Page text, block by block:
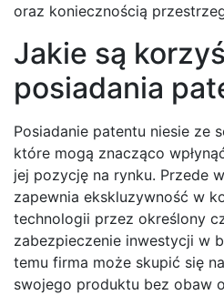
oraz koniecznością
Jakie są
posiadania
Posiadanie patentu niesie ze
które mogą znacząco
jej pozycję na rynku. Przede
zapewnia ekskluzywność w
technologii przez określony
zabezpieczenie inwestycji w
temu firma może skupić się
swojego produktu bez obaw